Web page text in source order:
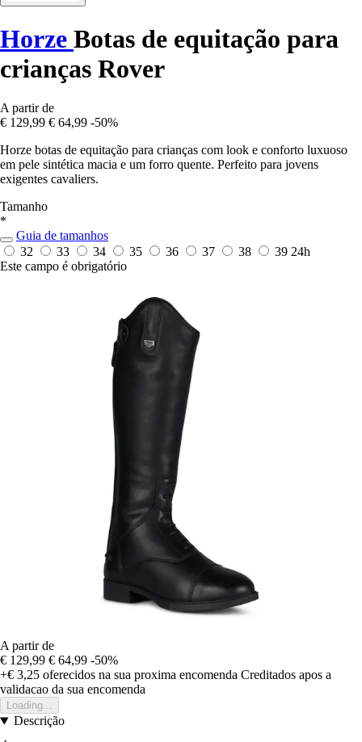
Horze Botas de equitação para
crianças Rover
A partir de
€ 129,99 € 64,99 -50%
Horze botas de equitação para crianças com look e conforto luxuoso
em pele sintética macia e um forro quente. Perfeito para jovens
exigentes cavaliers.
Tamanho
*
Guia de tamanhos
32
33 34 35 36 37 38 39 24h
Este campo é obrigatório
A partir de
€ 129,99 € 64,99 -50%
+€ 3,25 oferecidos na sua proxima encomenda Creditados apos a
validacao da sua encomenda
Loading...
Descrição